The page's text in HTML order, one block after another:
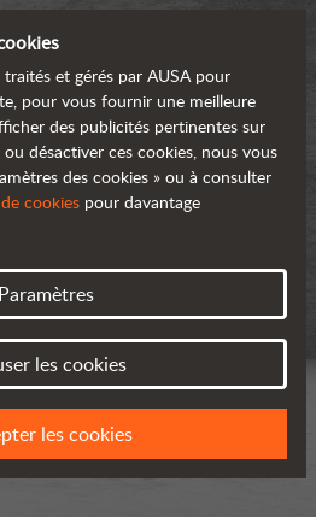
et gérés par AUSA pour
pour vous fournir une meilleure
des publicités pertinentes sur
désactiver ces cookies, nous vous
des cookies » ou à consulter
cookies pour davantage
Paramètres
les cookies
les cookies